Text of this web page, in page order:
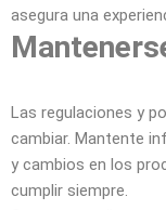
asegura una
Las regulaciones y
cambiar. Mantente
y cambios en los
cumplir siempre.